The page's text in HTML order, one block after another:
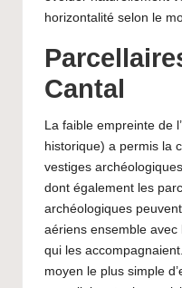
horizontalité selon le
Cantal
La faible empreinte de
historique) a permis la
vestiges
dont également les
archéologiques
aériens ensemble
qui les
moyen le plus simple